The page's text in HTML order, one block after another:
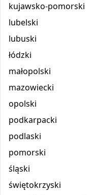
kujawsko-pomorski
lubelski
lubuski
łódzki
małopolski
mazowiecki
opolski
podkarpacki
podlaski
pomorski
śląski
świętokrzyski